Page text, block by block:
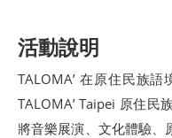
艷
館
活動說明
TALOMA’ 在原住民族
TALOMA’ Taipei 原住民
將音樂展演、文化體驗、